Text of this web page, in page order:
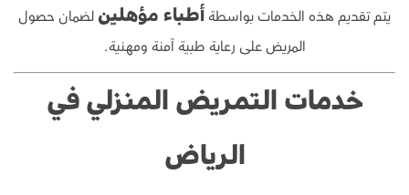
يتم تقديم هذه الخدمات بواسطة أطباء مؤهلين لضمان حصول
المريض على رعاية طبية آمنة ومهنية.
خدمات التمريض المنزلي في
الرياض